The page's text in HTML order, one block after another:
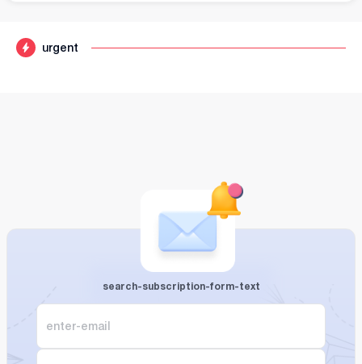
urgent
search-subscription-form-text